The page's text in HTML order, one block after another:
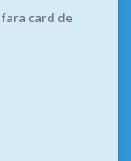
card de